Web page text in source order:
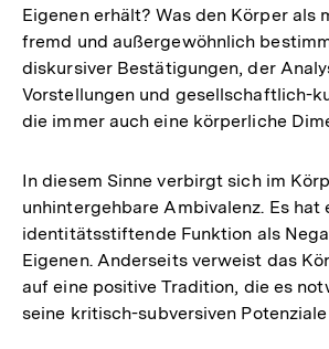
Eigenen erhält? Was den Körper als
fremd und außergewöhnlich
diskursiver Bestätigungen, der
Vorstellungen und gesellschaftlich-
die immer auch eine körperliche
In diesem Sinne verbirgt sich im
unhintergehbare Ambivalenz. Es hat
identitätsstiftende Funktion als
Eigenen. Anderseits verweist das
auf eine positive Tradition, die es
seine kritisch-subversiven